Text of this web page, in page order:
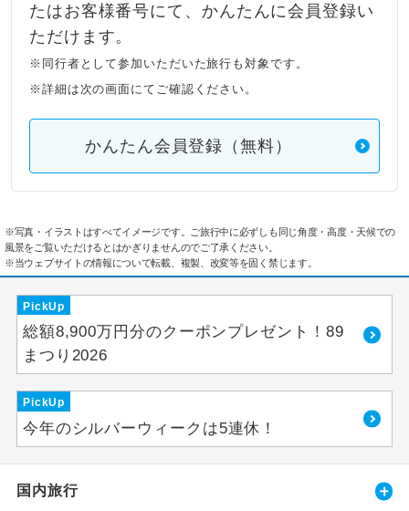
たはお客様番号にて、かんたんに会員登録い
ただけます。
※同行者として参加いただいた旅行も対象です。
※詳細は次の画面にてご確認ください。
かんたん会員登録（無料）
※写真・イラストはすべてイメージです。ご旅行中に必ずしも同じ角度・高度・天候での
風景をご覧いただけるとはかぎりませんのでご了承ください。
※当ウェブサイトの情報について転載、複製、改変等を固く禁じます。
PickUp
総額8,900万円分のクーポンプレゼント！89
まつり2026
PickUp
今年のシルバーウィークは5連休！
国内旅行